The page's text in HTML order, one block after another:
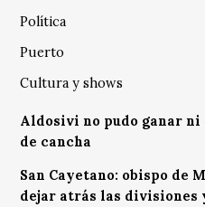
Política
Puerto
Cultura y shows
Aldosivi no pudo ganar ni
de cancha
San Cayetano: obispo de
dejar atrás las divisiones